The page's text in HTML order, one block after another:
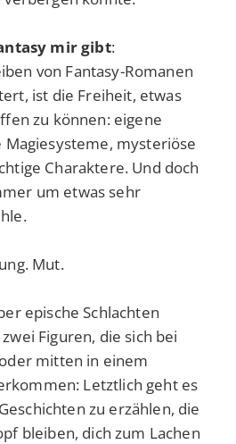
mir gibt:
von Fantasy-Romanen
ist die Freiheit, etwas
zu können: eigene
mysteriöse
Charaktere. Und doch
um etwas sehr
Mut.
epische Schlachten
Figuren, die sich bei
mitten in einem
Letztlich geht es
zu erzählen, die
bleiben, dich zum Lachen